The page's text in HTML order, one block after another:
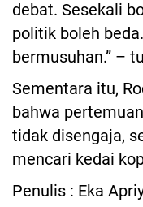
debat. Sesekali
politik boleh
bermusuhan.” –
Sementara itu,
bahwa
tidak disengaja,
mencari kedai
Penulis : Eka